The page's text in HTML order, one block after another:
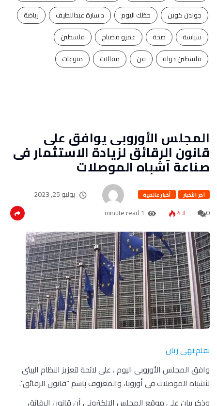
جولدن كوين
حظك اليوم د.سارة عبداللطيف
رياضة
سياسة
صحة عمرو مصباح
فلسطين
فلسطين دولة
فن مقالات منوعات
المجلس الأوروبى يوافق على
قانون الرقائق لزيادة الاستثمار فى
صناعة آشباه الموصلات
آخر الأخبار أخبار عالمية
يوليو 25, 2023
0
43
1 minute read
بقلم:نهى ريان
وافق المجلس الأوروبى اليوم ، على لائحة لتعزيز النظام البيئى
لأشباه الموصلات فى أوروبا، والمعروف باسم “قانون الرقائق”.
وذكر بيان على موقع المجلس الإلكتروني أن قانون الرقائق